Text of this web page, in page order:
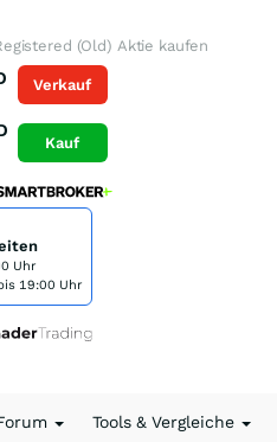
(Old) Aktie kaufen
Verkauf
Kauf
Uhr
19:00 Uhr
Tools & Vergleiche